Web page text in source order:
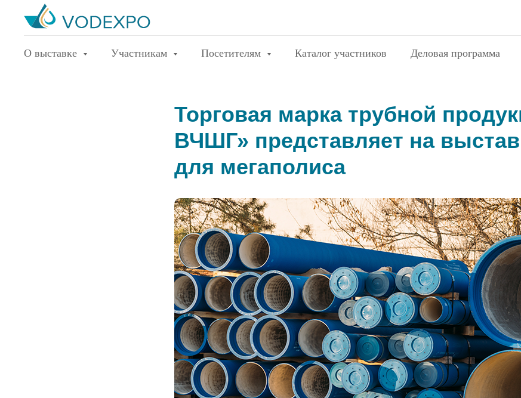
О выставке Участникам Посетителям Каталог участников Деловая программа
Торговая марка трубной
ВЧШГ» представляет на
для мегаполиса